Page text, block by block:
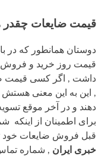
قیمت ضایعات
دوستان همانطور که در
قیمت روز خرید و فروش
داشت , اگر کسی قیمت
, این به این معنی هستش
دهند و در آخر موقع
برای اطمینان از اینکه
قبل فروش ضایعات خود
خبری ایران , شماره تماس